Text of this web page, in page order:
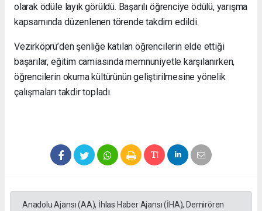
olarak ödüle layık görüldü. Başarılı öğrenciye ödülü, yarışma
kapsamında düzenlenen törende takdim edildi.
Vezirköprü’den şenliğe katılan öğrencilerin elde ettiği
başarılar, eğitim camiasında memnuniyetle karşılanırken,
öğrencilerin okuma kültürünün geliştirilmesine yönelik
çalışmaları takdir topladı.
Anadolu Ajansı (AA), İhlas Haber Ajansı (İHA), Demirören